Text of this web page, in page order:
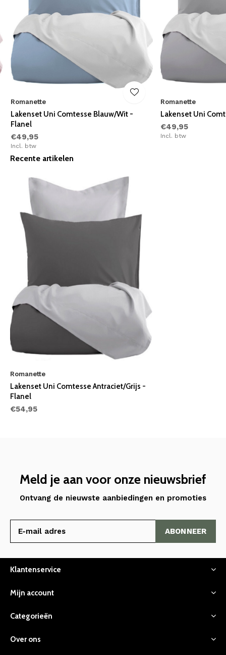
Romanette
Lakenset Uni Comtesse Blauw/Wit -
Flanel
€49,95
Incl. btw
Romanette
Lakenset Uni
€49,95
Incl. btw
Recente artikelen
Romanette
Lakenset Uni Comtesse Antraciet/Grijs -
Flanel
€54,95
Meld je aan voor onze nieuwsbrief
Ontvang de nieuwste aanbiedingen en promoties
ABONNEER
Klantenservice
Mijn account
Categorieën
Over ons